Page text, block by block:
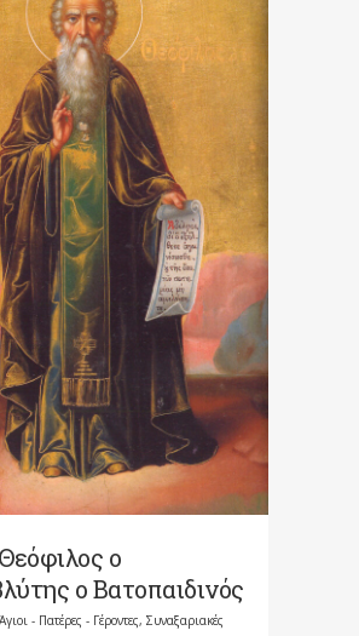
ο
ο Βατοπαιδινός
Άγιοι - Πατέρες - Γέροντες, Συναξαριακές